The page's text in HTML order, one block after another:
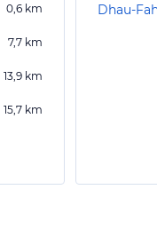
0,6 km
7,7 km
13,9 km
15,7 km
Dhau-